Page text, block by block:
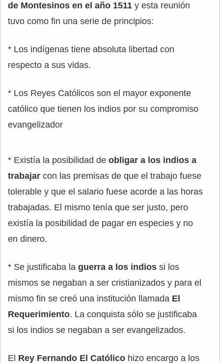
de Montesinos en el año 1511 y esta reunión
tuvo como fin una serie de principios:
* Los indígenas tiene absoluta libertad con
respecto a sus vidas.
* Los Reyes Católicos son el mayor exponente
católico que tienen los indios por su compromiso
evangelizador
* Existía la posibilidad de obligar a los indios a
trabajar con las premisas de que el trabajo fuese
tolerable y que el salario fuese acorde a las horas
trabajadas. El mismo tenía que ser justo, pero
existía la posibilidad de pagar en especies y no
en dinero.
* Se justificaba la guerra a los indios si los
mismos se negaban a ser cristianizados y para el
mismo fin se creó una institución llamada El
Requerimiento. La conquista sólo se justificaba
si los indios se negaban a ser evangelizados.
El Rey Fernando El Católico hizo encargo a los